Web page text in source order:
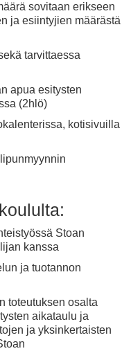
sovitaan erikseen
ja esiintyjien määrästä
tarvittaessa
apua esitysten
(2hlö)
kotisivuilla
Stoan
kanssa
ja tuotannon
toteutuksen osalta
aikataulu ja
ja yksinkertaisten